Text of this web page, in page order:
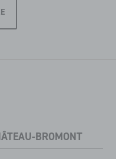
BROMONT